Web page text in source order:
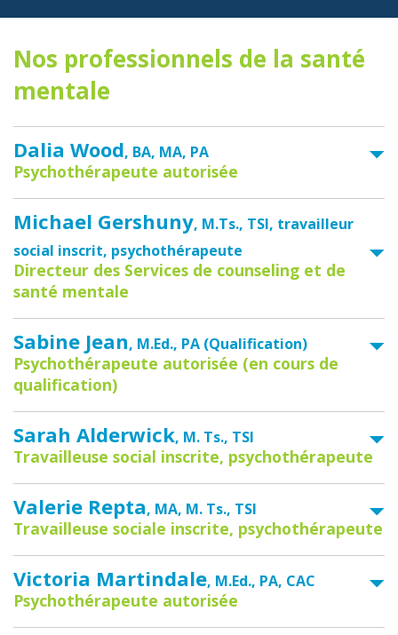
Nos professionnels de la santé
mentale
Dalia Wood, BA, MA, PA
Psychothérapeute autorisée
Michael Gershuny, M.Ts., TSI, travailleur
social inscrit, psychothérapeute
Directeur des Services de counseling et de
santé mentale
Sabine Jean, M.Ed., PA (Qualification)
Psychothérapeute autorisée (en cours de
qualification)
Sarah Alderwick, M. Ts., TSI
Travailleuse social inscrite, psychothérapeute
Valerie Repta, MA, M. Ts., TSI
Travailleuse sociale inscrite, psychothérapeute
Victoria Martindale, M.Ed., PA, CAC
Psychothérapeute autorisée